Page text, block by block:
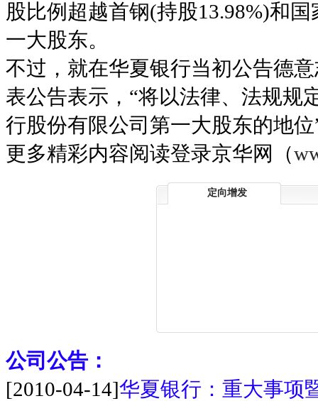
股比例超越首钢(持股13.98%)和
一大股东。
不过，就在华夏银行当初公告德
表公告表示，“将以法律、法规规
行股份有限公司第一大股东的地位
更多精彩内容阅读登录京华网（
定向增发
公司公告：
[2010-04-14]华夏银行：重大事项